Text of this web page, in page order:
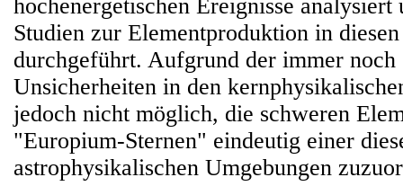
hochenergetischen Ereignisse
Studien zur Elementproduktion in
durchgeführt. Aufgrund der immer noch
Unsicherheiten in den
jedoch nicht möglich, die schweren
"Europium-Sternen" eindeutig einer
astrophysikalischen Umgebungen